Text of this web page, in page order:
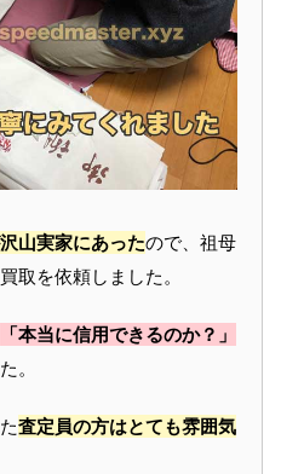
山実家にあったので、祖母
取を依頼しました。
「本当に信用できるのか？」
。
査定員の方はとても雰囲気